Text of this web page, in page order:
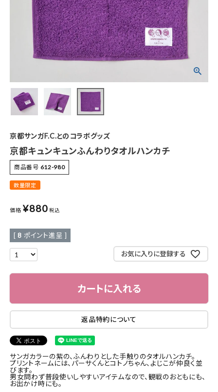
お知らせ
お客さま向け窓口(お問い合わせ)
メディアさま向け窓口
店舗情報
京都サンガF.C.とのコラボグッズ
京都キュンキュンふんわりタオルハンカチ
商品番号 612-980
数量限定
価格 ¥880 税込
[ 8 ポイント進呈 ]
お気に入りに登録する
カートに入れる
返品特約について
サンガカラーの紫の、ふんわりとした手触りのタオルハンカチ。
プリントネームには、パーサくんとコトノちゃん、よじこが仲良く並
びます。
男女問わず普段使いしやすいアイテムなので、観戦のおともにも、
お出かけ時にも。